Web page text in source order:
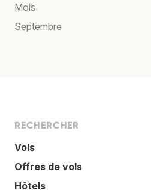
Mois
Septembre
RECHERCHER
Vols
Offres de vols
Hôtels